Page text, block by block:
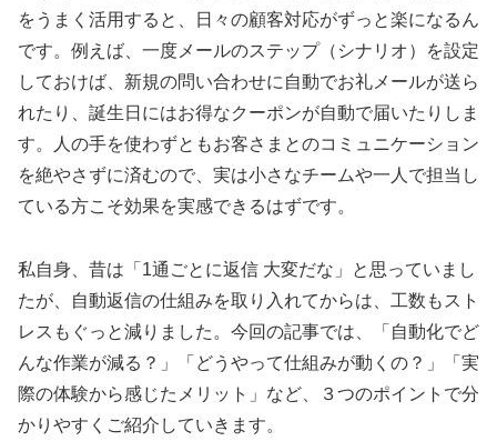
をうまく活用すると、日々の顧客対応がずっと楽になるん
です。例えば、一度メールのステップ（シナリオ）を設定
しておけば、新規の問い合わせに自動でお礼メールが送ら
れたり、誕生日にはお得なクーポンが自動で届いたりしま
す。人の手を使わずともお客さまとのコミュニケーション
を絶やさずに済むので、実は小さなチームや一人で担当し
ている方こそ効果を実感できるはずです。
私自身、昔は「1通ごとに返信 大変だな」と思っていまし
たが、自動返信の仕組みを取り入れてからは、工数もスト
レスもぐっと減りました。今回の記事では、「自動化でど
んな作業が減る？」「どうやって仕組みが動くの？」「実
際の体験から感じたメリット」など、３つのポイントで分
かりやすくご紹介していきます。